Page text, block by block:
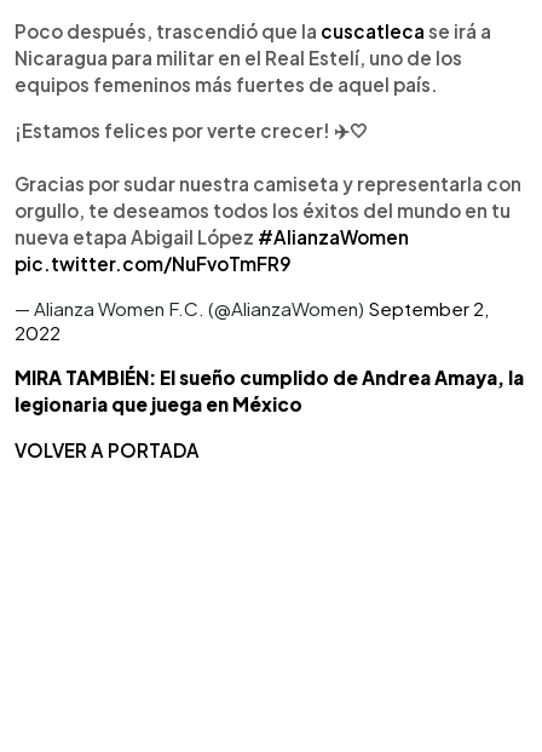
Poco después, trascendió que la cuscatleca se irá a
Nicaragua para militar en el Real Estelí, uno de los
equipos femeninos más fuertes de aquel país.
¡Estamos felices por verte crecer! ✈️🤍
Gracias por sudar nuestra camiseta y representarla con
orgullo, te deseamos todos los éxitos del mundo en tu
nueva etapa Abigail López #AlianzaWomen
pic.twitter.com/NuFvoTmFR9
— Alianza Women F.C. (@AlianzaWomen) September 2,
2022
MIRA TAMBIÉN: El sueño cumplido de Andrea Amaya, la
legionaria que juega en México
VOLVER A PORTADA